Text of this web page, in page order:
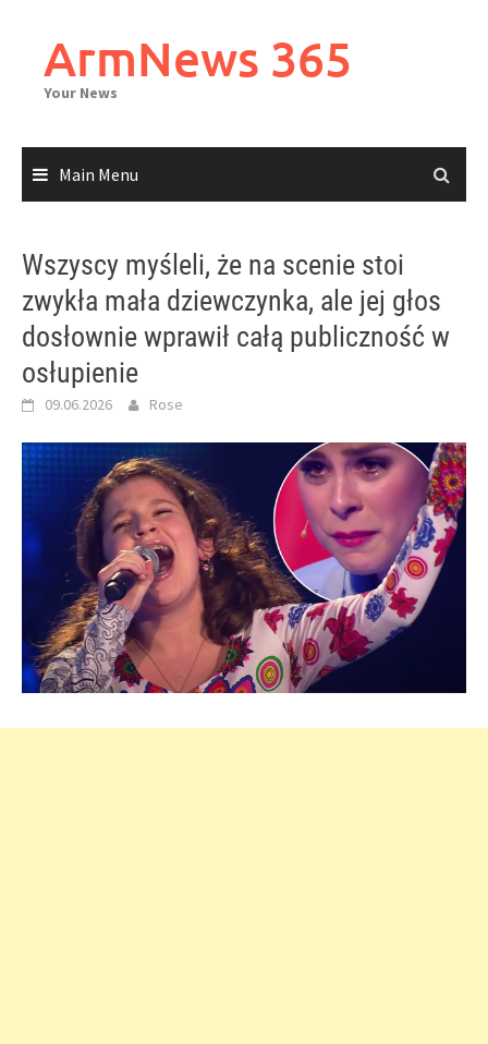
contentArmNews 365
Your News
Main Menu
Wszyscy myśleli, że na scenie stoi
zwykła mała dziewczynka, ale jej głos
dosłownie wprawił całą publiczność w
osłupienie
09.06.2026 Rose